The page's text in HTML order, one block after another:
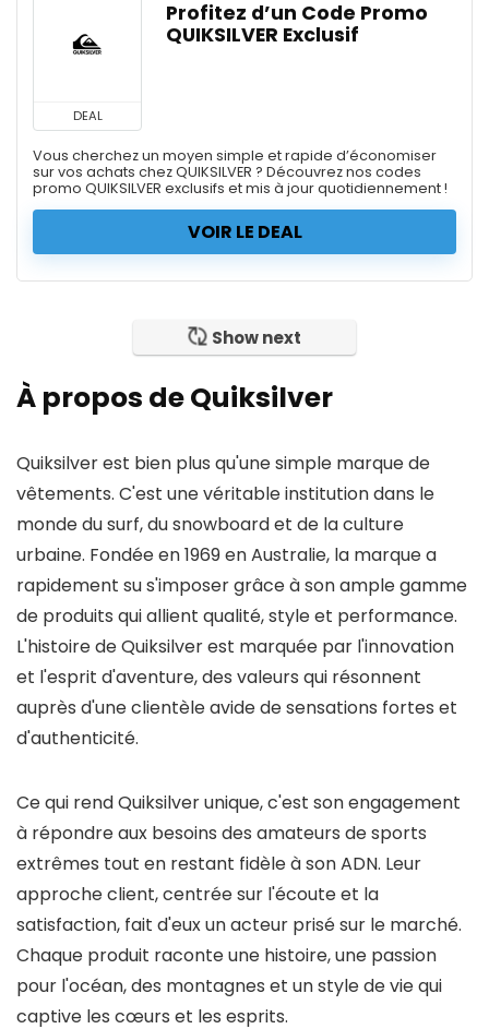
DEAL
Profitez d’un Code Promo
QUIKSILVER Exclusif
Vous cherchez un moyen simple et rapide d’économiser
sur vos achats chez QUIKSILVER ? Découvrez nos codes
promo QUIKSILVER exclusifs et mis à jour quotidiennement !
VOIR LE DEAL
Show next
À propos de Quiksilver
Quiksilver est bien plus qu'une simple marque de
vêtements. C'est une véritable institution dans le
monde du surf, du snowboard et de la culture
urbaine. Fondée en 1969 en Australie, la marque a
rapidement su s'imposer grâce à son ample gamme
de produits qui allient qualité, style et performance.
L'histoire de Quiksilver est marquée par l'innovation
et l'esprit d'aventure, des valeurs qui résonnent
auprès d'une clientèle avide de sensations fortes et
d'authenticité.
Ce qui rend Quiksilver unique, c'est son engagement
à répondre aux besoins des amateurs de sports
extrêmes tout en restant fidèle à son ADN. Leur
approche client, centrée sur l'écoute et la
satisfaction, fait d'eux un acteur prisé sur le marché.
Chaque produit raconte une histoire, une passion
pour l'océan, des montagnes et un style de vie qui
captive les cœurs et les esprits.